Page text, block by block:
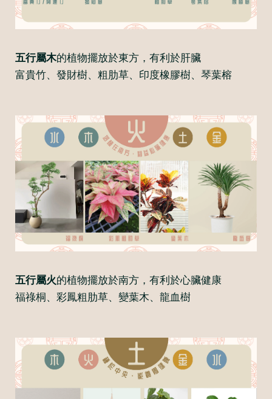
五行屬木的植物擺放於東方，有利於肝臟
富貴竹、發財樹、粗肋草、印度橡膠樹、琴葉榕
五行屬火的植物擺放於南方，有利於心臟健康
福祿桐、彩鳳粗肋草、變葉木、龍血樹